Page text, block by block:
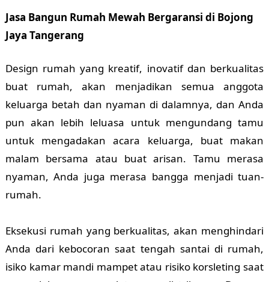
Jasa Bangun Rumah Mewah Bergaransi di Bojong
Jaya Tangerang
Design rumah yang kreatif, inovatif dan berkualitas
buat rumah, akan menjadikan semua anggota
keluarga betah dan nyaman di dalamnya, dan Anda
pun akan lebih leluasa untuk mengundang tamu
untuk mengadakan acara keluarga, buat makan
malam bersama atau buat arisan. Tamu merasa
nyaman, Anda juga merasa bangga menjadi tuan-
rumah.
Eksekusi rumah yang berkualitas, akan menghindari
Anda dari kebocoran saat tengah santai di rumah,
isiko kamar mandi mampet atau risiko korsleting saat